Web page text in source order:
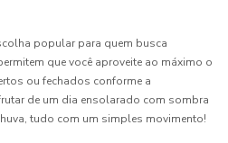
popular para quem busca
que você aproveite ao máximo o
ou fechados conforme a
de um dia ensolarado com sombra
tudo com um simples movimento!